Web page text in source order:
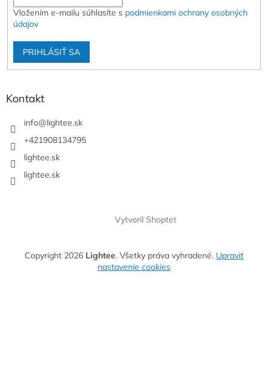
Vložením e-mailu súhlasíte s podmienkami ochrany osobných
údajov
PRIHLÁSIŤ SA
Kontakt
info@lightee.sk
+421908134795
lightee.sk
lightee.sk
Vytvoril Shoptet
Copyright 2026 Lightee. Všetky práva vyhradené. Upraviť
nastavenie cookies